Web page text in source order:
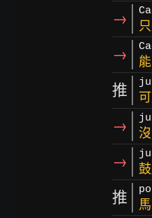
→
→
推
→
→
推